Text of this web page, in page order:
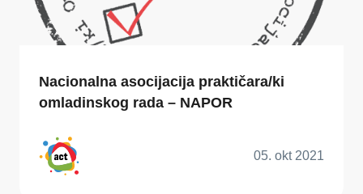
Nacionalna asocijacija praktičara/ki
omladinskog rada – NAPOR
05. okt 2021